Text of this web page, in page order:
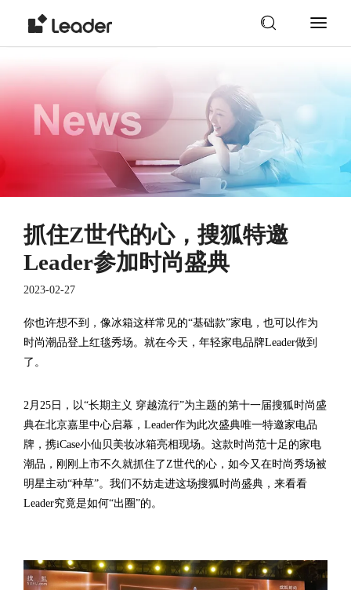
抓住Z世代的心，搜狐特邀
Leader参加时尚盛典
2023-02-27
你也许想不到，像冰箱这样常见的“基础款”家电，也可以作为
时尚潮品登上红毯秀场。就在今天，年轻家电品牌Leader做到
了。
2月25日，以“长期主义 穿越流行”为主题的第十一届搜狐时尚盛
典在北京嘉里中心启幕，Leader作为此次盛典唯一特邀家电品
牌，携iCase小仙贝美妆冰箱亮相现场。这款时尚范十足的家电
潮品，刚刚上市不久就抓住了Z世代的心，如今又在时尚秀场被
明星主动“种草”。我们不妨走进这场搜狐时尚盛典，来看看
Leader究竟是如何“出圈”的。